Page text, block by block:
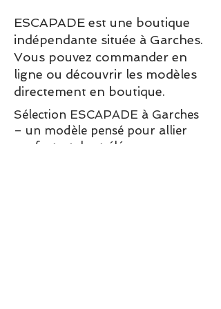
ESCAPADE est une boutique
indépendante située à Garches.
Vous pouvez commander en
ligne ou découvrir les modèles
directement en boutique.
Sélection ESCAPADE à Garches
– un modèle pensé pour allier
confort, style et élégance au